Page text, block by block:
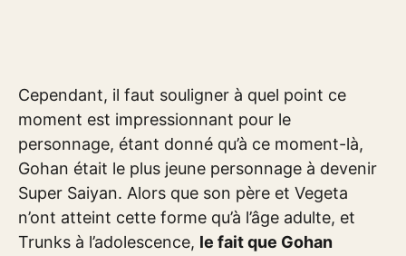
Cependant, il faut souligner à quel point ce
moment est impressionnant pour le
personnage, étant donné qu’à ce moment-là,
Gohan était le plus jeune personnage à devenir
Super Saiyan. Alors que son père et Vegeta
n’ont atteint cette forme qu’à l’âge adulte, et
Trunks à l’adolescence, le fait que Gohan